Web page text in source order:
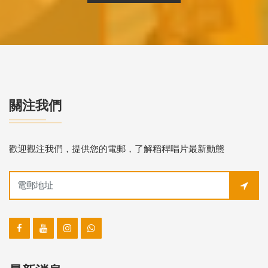
關注我們
歡迎觀注我們，提供您的電郵，了解稻稈唱片最新動態